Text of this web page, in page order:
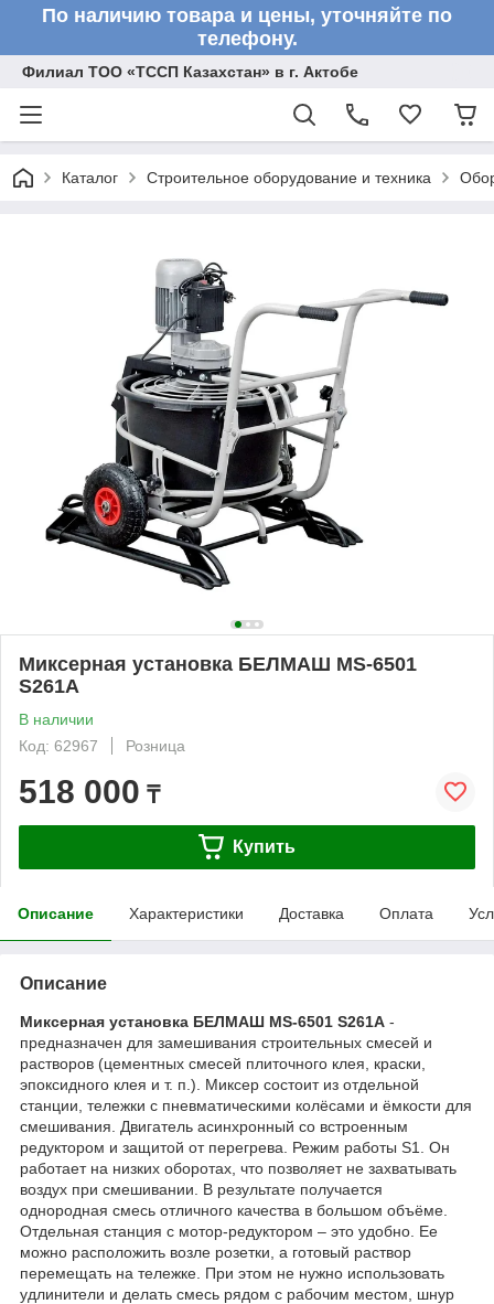
По наличию товара и цены, уточняйте по
телефону.
Филиал ТОО «ТССП Казахстан» в г. Актобе
Каталог Строительное оборудование и техника
Миксерная установка БЕЛМАШ MS-6501
S261A
В наличии
Код: 62967
Розница
518 000 ₸
Купить
Описание Характеристики Доставка Оплата
Описание
Миксерная установка БЕЛМАШ MS-6501 S261A -
предназначен для замешивания строительных смесей и
растворов (цементных смесей плиточного клея, краски,
эпоксидного клея и т. п.). Миксер состоит из отдельной
станции, тележки с пневматическими колёсами и ёмкости для
смешивания. Двигатель асинхронный со встроенным
редуктором и защитой от перегрева. Режим работы S1. Он
работает на низких оборотах, что позволяет не захватывать
воздух при смешивании. В результате получается
однородная смесь отличного качества в большом объёме.
Отдельная станция с мотор-редуктором – это удобно. Ее
можно расположить возле розетки, а готовый раствор
перемещать на тележке. При этом не нужно использовать
удлинители и делать смесь рядом с рабочим местом, шнур